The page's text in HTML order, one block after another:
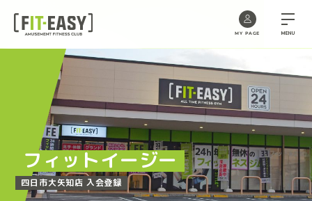
content
MY PAGE MENU
フィットイージー
四日市大矢知店 入会登録